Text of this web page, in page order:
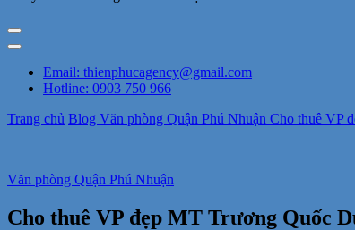
Email: thienphucagency@gmail.com
Hotline: 0903 750 966
Trang chủ Blog Văn phòng Quận Phú Nhuận Cho thuê VP
Văn phòng Quận Phú Nhuận
Cho thuê VP đẹp MT Trương Quốc